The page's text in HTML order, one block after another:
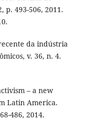
p. 493-506, 2011.
da indústria
v. 36, n. 4.
– a new
Latin America.
486, 2014.